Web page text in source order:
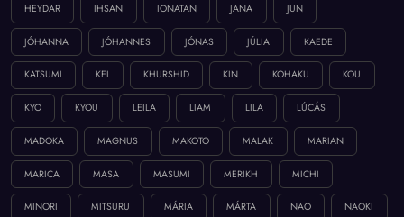
HEYDAR IHSAN IONATAN JANA JUN
JÓHANNA JÓHANNES JÓNAS JÚLIA KAEDE
KATSUMI KEI KHURSHID KIN KOHAKU KOU
KYO KYOU LEILA LIAM LILA LÚCÁS
MADOKA MAGNUS MAKOTO MALAK MARIAN
MARICA MASA MASUMI MERIKH MICHI
MINORI MITSURU MÁRIA MÁRTA NAO NAOKI